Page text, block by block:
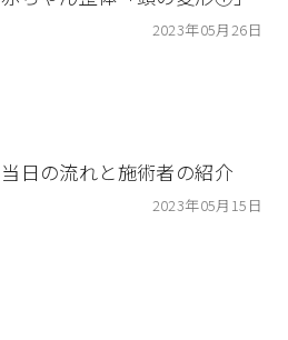
2023年05月26日
当日の流れと施術者の紹介
2023年05月15日